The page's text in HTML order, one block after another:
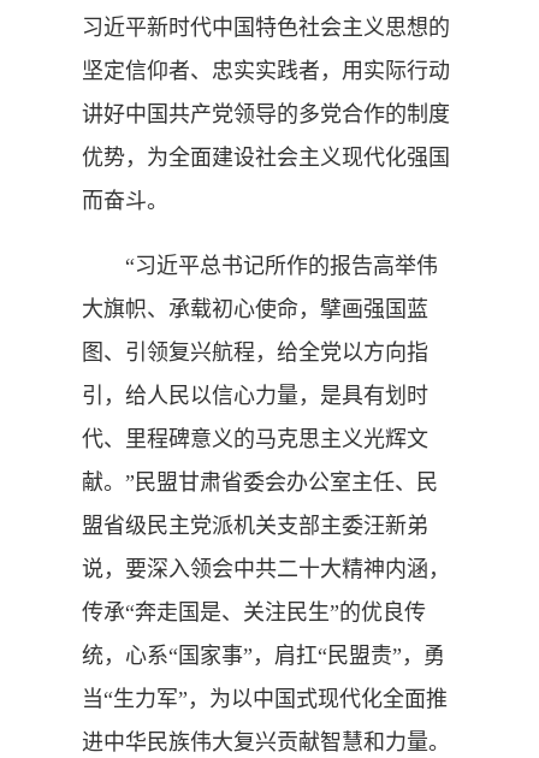
习近平新时代中国特色社会主义思想的
坚定信仰者、忠实实践者，用实际行动
讲好中国共产党领导的多党合作的制度
优势，为全面建设社会主义现代化强国
而奋斗。
“习近平总书记所作的报告高举伟
大旗帜、承载初心使命，擘画强国蓝
图、引领复兴航程，给全党以方向指
引，给人民以信心力量，是具有划时
代、里程碑意义的马克思主义光辉文
献。”民盟甘肃省委会办公室主任、民
盟省级民主党派机关支部主委汪新弟
说，要深入领会中共二十大精神内涵，
传承“奔走国是、关注民生”的优良传
统，心系“国家事”，肩扛“民盟责”，勇
当“生力军”，为以中国式现代化全面推
进中华民族伟大复兴贡献智慧和力量。